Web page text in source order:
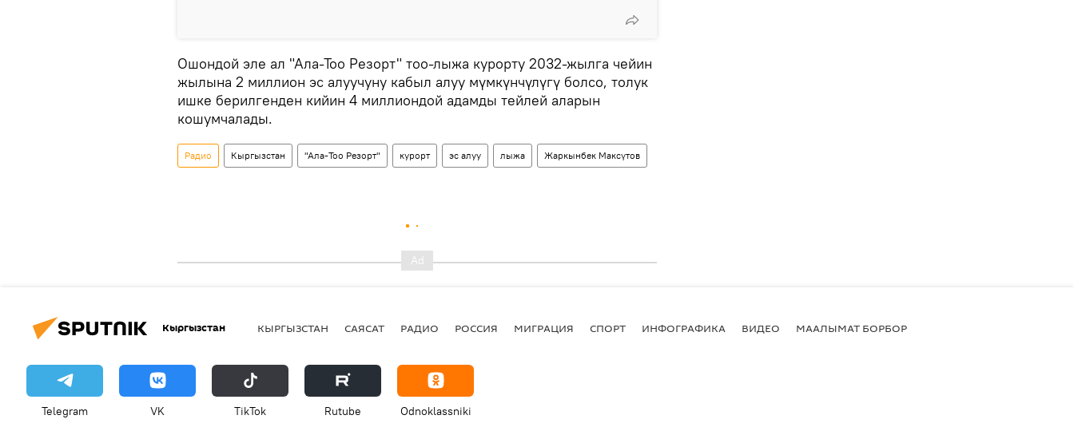
Ошондой эле ал "Ала-Тоо Резорт" тоо-лыжа курорту 2032-жылга чейин
жылына 2 миллион эс алуучуну кабыл алуу мүмкүнчүлүгү болсо, толук
ишке берилгенден кийин 4 миллиондой адамды тейлей аларын
кошумчалады.
Радио Кыргызстан "Ала-Тоо Резорт" курорт эс алуу лыжа Жаркынбек Максүтов
Кыргызстан КЫРГЫЗСТАН САЯСАТ РАДИО РОССИЯ МИГРАЦИЯ СПОРТ ИНФОГРАФИКА ВИДЕО МААЛЫМАТ БОРБОР
Telegram VK ТikТоk Rutube Odnoklassniki